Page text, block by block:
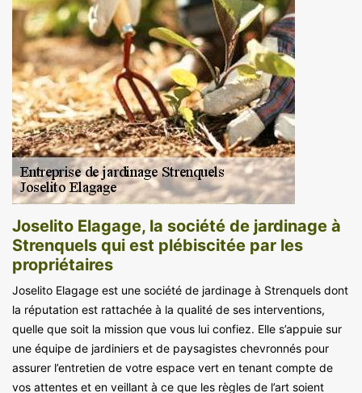
Joselito Elagage, la société de jardinage à
Strenquels qui est plébiscitée par les
propriétaires
Joselito Elagage est une société de jardinage à Strenquels dont
la réputation est rattachée à la qualité de ses interventions,
quelle que soit la mission que vous lui confiez. Elle s’appuie sur
une équipe de jardiniers et de paysagistes chevronnés pour
assurer l’entretien de votre espace vert en tenant compte de
vos attentes et en veillant à ce que les règles de l’art soient